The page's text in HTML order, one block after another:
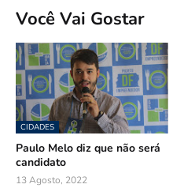
Você Vai Gostar
CIDADES
Paulo Melo diz que não será
candidato
13 Agosto, 2022